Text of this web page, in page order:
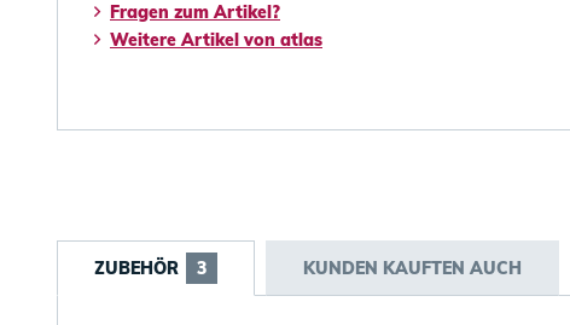
Fragen zum Artikel?
Weitere Artikel von atlas
ZUBEHÖR 3 KUNDEN KAUFTEN AUCH